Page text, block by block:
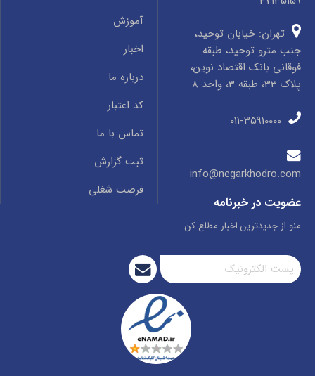
تهران: خیابان توحید،
جنب مترو توحید، طبقه
فوقانی بانک اقتصاد نوین،
پلاک 33، طبقه 3، واحد 8
info@negarkhodro.com
آموزش
اخبار
درباره ما
کد اعتبار
تماس با ما
ثبت گزارش
فرصت شغلی
عضویت در خبرنامه
منو از جدیدترین اخبار مطلع کن